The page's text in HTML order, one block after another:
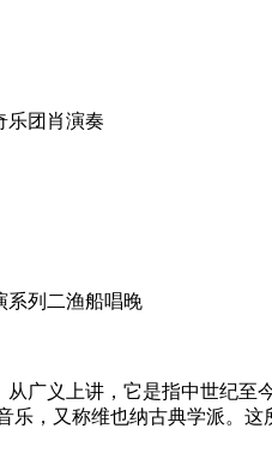
团肖演奏
列二渔船唱晚
广义上讲，它是指中世纪
乐，又称维也纳古典学派。